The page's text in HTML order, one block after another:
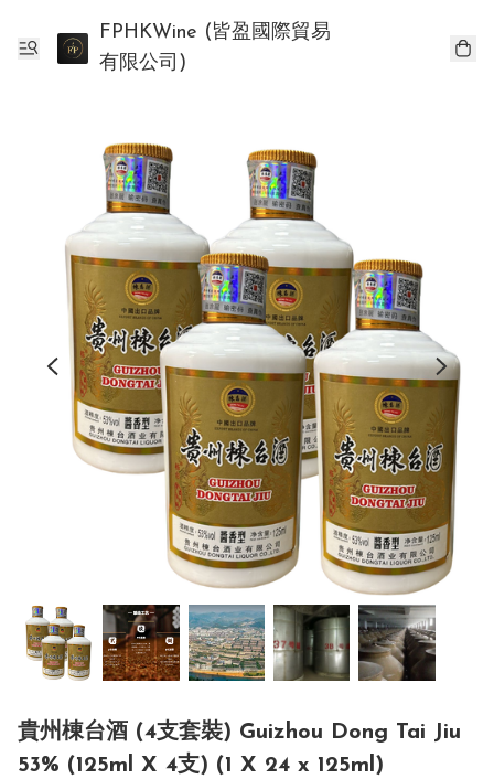
FPHKWine (皆盈國際貿易
有限公司)
貴州棟台酒 (4支套裝) Guizhou Dong Tai Jiu
53% (125ml X 4支) (1 X 24 x 125ml)